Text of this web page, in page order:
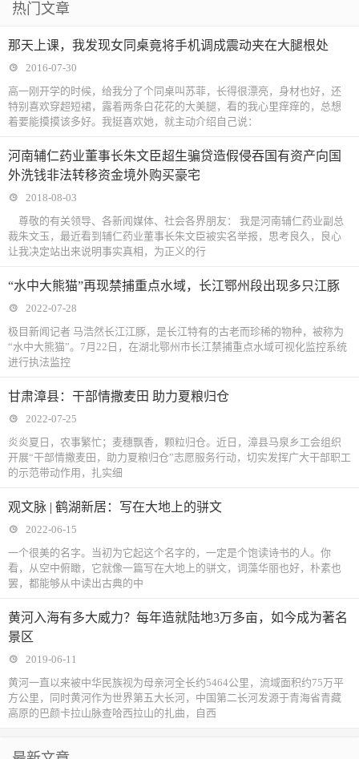
热门文章
那天上课，我发现女同桌竟将手机调成震动夹在大腿根处
2016-07-30
高一刚开学的时候，给我分了个同桌叫苏菲，长得很漂亮，身材也好，还
特别喜欢穿超短裙，露着两条白花花的大美腿，看的我心里痒痒的，总想
着要能摸摸该多好。我挺喜欢她，就主动介绍自己说：
河南辅仁药业董事长朱文臣超生骗贷造假侵吞国有资产向国
外洗钱非法转移资金境外购买豪宅
2018-08-03
尊敬的有关领导、各新闻媒体、社会各界朋友： 我是河南辅仁药业副总
裁朱文玉，最近看到辅仁药业董事长朱文臣被实名举报，思考良久，良心
让我决定站出来说明事实真相，为正义的行
“水中大熊猫”再现禁捕重点水域，长江鄂州段出现多只江豚
2022-07-28
极目新闻记者 马浩然长江江豚，是长江特有的古老而珍稀的物种，被称为
“水中大熊猫”。7月22日，在湖北鄂州市长江禁捕重点水域可视化监控系统
进行执法监控
甘肃漳县：干部情撒麦田 助力夏粮归仓
2022-07-25
炎炎夏日，农事繁忙；麦穗飘香，颗粒归仓。近日，漳县马泉乡工会组织
开展“干部情撒麦田，助力夏粮归仓”志愿服务行动，切实发挥广大干部职工
的示范带动作用，扎实细
观文脉 | 鹤湖新居：写在大地上的骈文
2022-06-15
一个很美的名字。当初为它起这个名字的，一定是个饱读诗书的人。你
看，从空中俯瞰，它就像一篇写在大地上的骈文，词藻华丽也好，朴素也
罢，都能够从中读出古典的中
黄河入海有多大威力？每年造就陆地3万多亩，如今成为著名
景区
2019-06-11
黄河一直以来被中华民族视为母亲河全长约5464公里，流域面积约75万平
方公里，同时黄河作为世界第五大长河，中国第二长河发源于青海省青藏
高原的巴颜卡拉山脉查哈西拉山的扎曲，自西